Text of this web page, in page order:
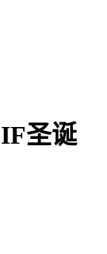
圣诞